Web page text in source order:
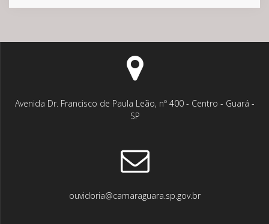
Avenida Dr. Francisco de Paula Leão, nº 400 - Centro - Guará -
SP
ouvidoria@camaraguara.sp.gov.br